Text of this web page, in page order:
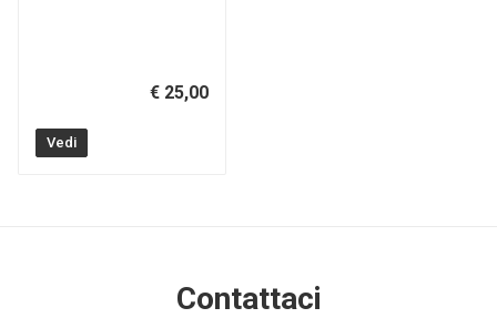
€ 25,00
Vedi
Contattaci